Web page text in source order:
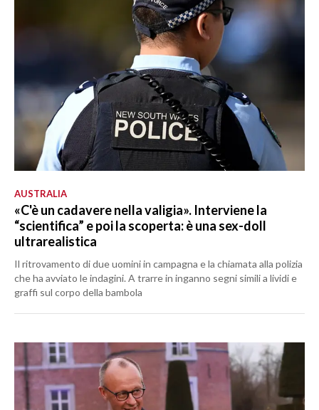
AUSTRALIA
«C'è un cadavere nella valigia». Interviene la
“scientifica” e poi la scoperta: è una sex-doll
ultrarealistica
Il ritrovamento di due uomini in campagna e la chiamata alla polizia
che ha avviato le indagini. A trarre in inganno segni simili a lividi e
graffi sul corpo della bambola